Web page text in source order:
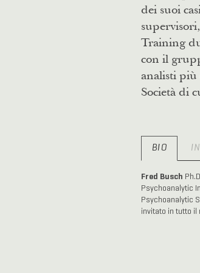
dei suoi
Training
con il
analisti più
Società di
BIO
Fred Busch
Psychoanalytic
Psychoanalytic
invitato in tutto il